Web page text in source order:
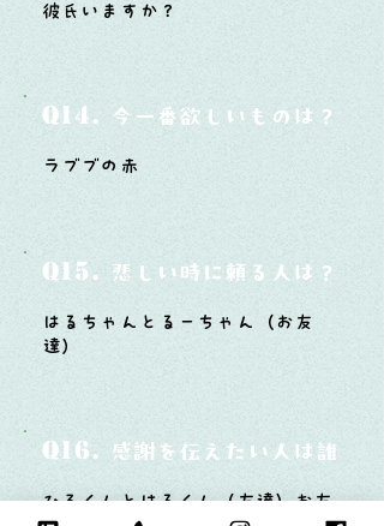
彼氏いますか？
Q14. 今一番欲しいものは？
ラブブの赤
Q15. 悲しい時に頼る人は？
はるちゃんとるーちゃん（お友
達）
Q16. 感謝を伝えたい人は誰？
ひろくんとはるくん（友達）お友